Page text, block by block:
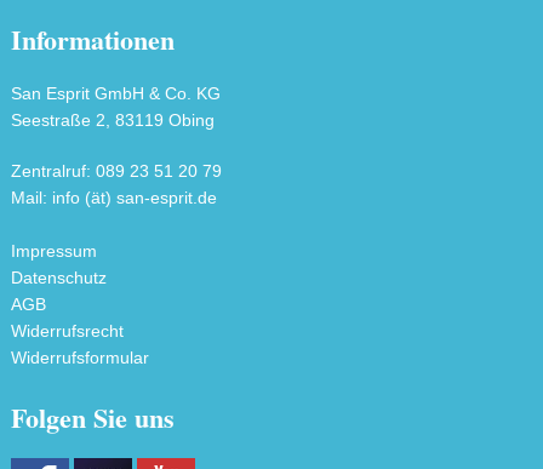
Informationen
San Esprit GmbH & Co. KG
Seestraße 2, 83119 Obing
Zentralruf: 089 23 51 20 79
Mail: info (ät) san-esprit.de
Impressum
Datenschutz
AGB
Widerrufsrecht
Widerrufsformular
Folgen Sie uns